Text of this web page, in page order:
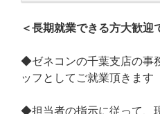
＜長期就業できる方大歓迎
◆ゼネコンの千葉支店の事
ッフとしてご就業頂きます
◆担当者の指示に従って、